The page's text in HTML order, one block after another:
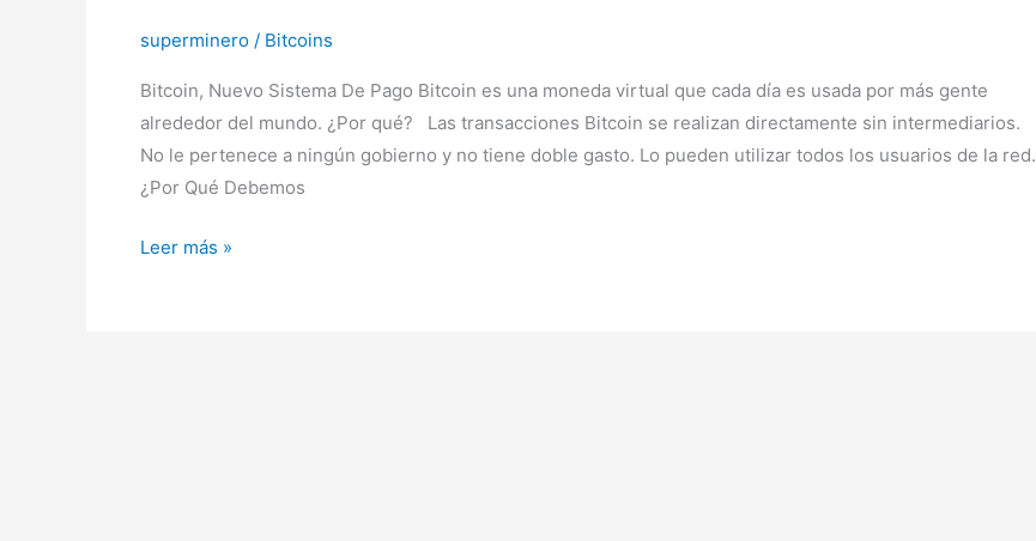
superminero / Bitcoins
Bitcoin, Nuevo Sistema De Pago Bitcoin es una moneda virtual que cada día es usada por más gente
alrededor del mundo. ¿Por qué? Las transacciones Bitcoin se realizan directamente sin intermediarios.
No le pertenece a ningún gobierno y no tiene doble gasto. Lo pueden utilizar todos los usuarios de la red.
¿Por Qué Debemos
Leer más »